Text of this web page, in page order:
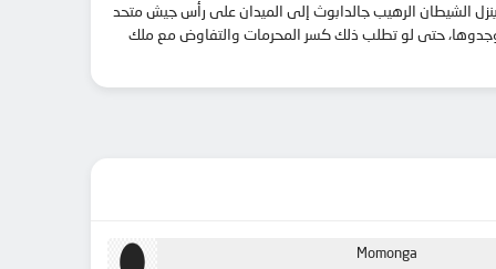
الشيطان الرهيب جالدابوث إلى الميدان على رأس جيش متحد
وجدوها، حتى لو تطلب ذلك كسر المحرمات والتفاوض مع ملك
Momonga